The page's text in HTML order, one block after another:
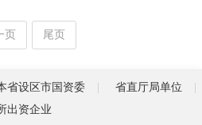
页 尾页
省设区市国资委
省直厅局单位
出资企业